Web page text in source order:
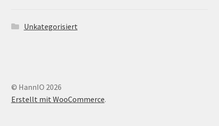
Unkategorisiert
© HannIO 2026
Erstellt mit WooCommerce.